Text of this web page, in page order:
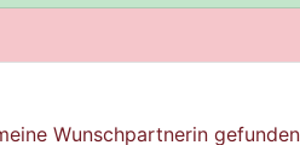
Wunschpartnerin